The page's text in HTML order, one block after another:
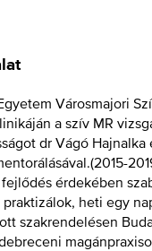
Városmajori
a szív MR
dr Vágó Hajnalka
(2015-
érdekében
heti egy
szakrendelésen